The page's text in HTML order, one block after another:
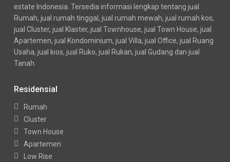
estate Indonesia. Tersedia informasi lengkap tentang jual
Rumah, jual rumah tinggal, jual rumah mewah, jual rumah kos,
jual Cluster, jual Klaster, jual Townhouse, jual Town House, jual
Apartemen, jual Kondominium, jual Villa, jual Office, jual Ruang
Usaha, jual kios, jual Ruko, jual Rukan, jual Gudang dan jual
Tanah.
Residensial
Rumah
Cluster
Town House
Apartemen
Low Rise